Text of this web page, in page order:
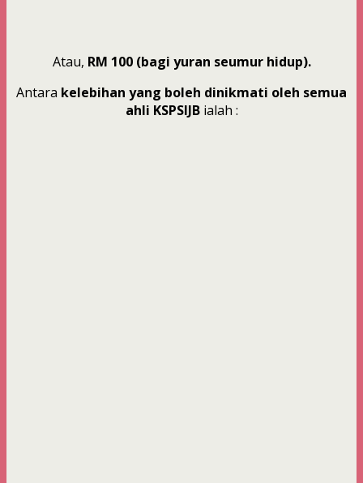
Atau, RM 100 (bagi yuran seumur hidup).
Antara kelebihan yang boleh dinikmati oleh semua
ahli KSPSIJB ialah :